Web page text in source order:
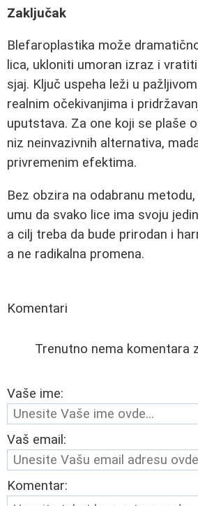
Zaključak
Blefaroplastika može
lica, ukloniti umoran izraz i
sjaj. Ključ uspeha leži u
realnim očekivanjima i
uputstava. Za one koji se plaše
niz neinvazivnih alternativa,
privremenim efektima.
Bez obzira na odabranu
umu da svako lice ima svoju
a cilj treba da bude prirodan i
a ne radikalna promena.
Komentari
Trenutno nema komentara
Vaše ime:
Vaš email:
Komentar: